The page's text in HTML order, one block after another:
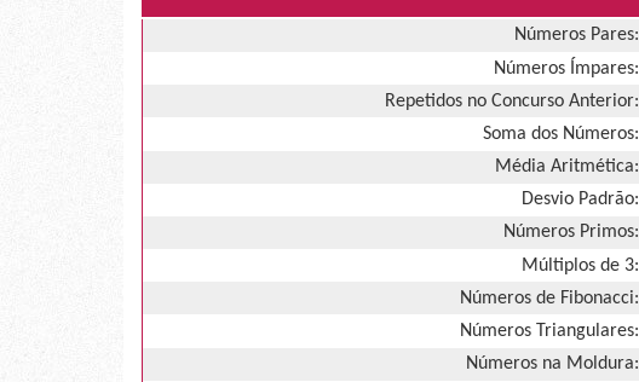
Números Pares:
Números Ímpares:
Repetidos no Concurso Anterior:
Soma dos Números:
Média Aritmética:
Desvio Padrão:
Números Primos:
Múltiplos de 3:
Números de Fibonacci:
Números Triangulares:
Números na Moldura: